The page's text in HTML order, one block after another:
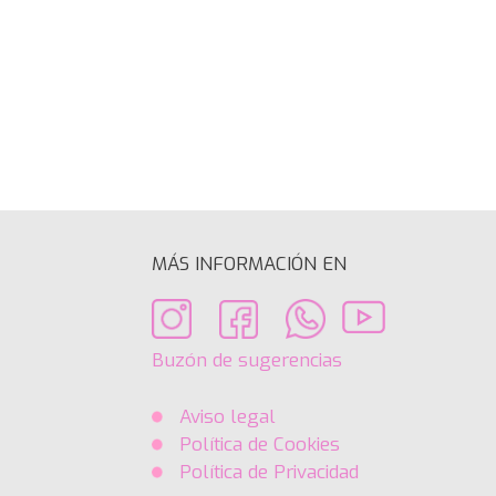
MÁS INFORMACIÓN EN
Buzón de sugerencias
Aviso legal
Política de Cookies
Política de Privacidad